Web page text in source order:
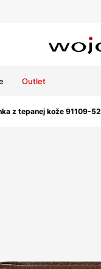
Outlet
z tepanej kože 91109-52